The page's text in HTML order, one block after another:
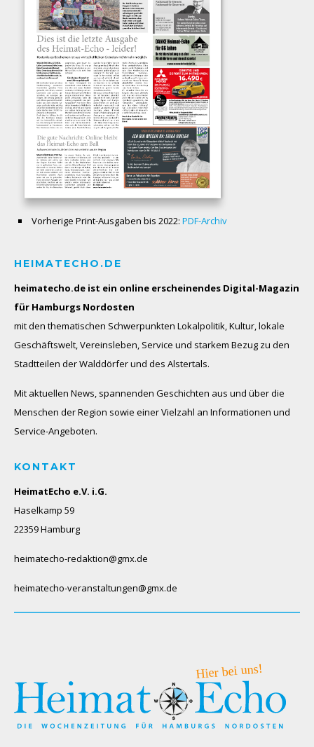
Vorherige Print-Ausgaben bis 2022: PDF-Archiv
HEIMATECHO.DE
heimatecho.de ist ein online erscheinendes Digital-Magazin
für Hamburgs Nordosten
mit den thematischen Schwerpunkten Lokalpolitik, Kultur, lokale
Geschäftswelt, Vereinsleben, Service und starkem Bezug zu den
Stadtteilen der Walddörfer und des Alstertals.
Mit aktuellen News, spannenden Geschichten aus und über die
Menschen der Region sowie einer Vielzahl an Informationen und
Service-Angeboten.
KONTAKT
HeimatEcho e.V. i.G.
Haselkamp 59
22359 Hamburg
heimatecho-redaktion@gmx.de
heimatecho-veranstaltungen@gmx.de